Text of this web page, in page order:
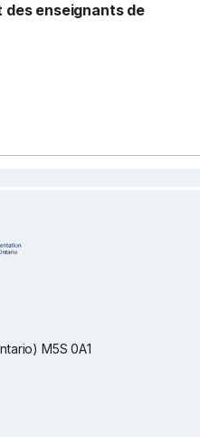
des enseignants de
M5S 0A1